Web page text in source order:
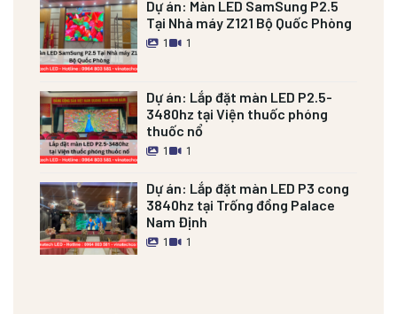
Dự án: Màn LED SamSung P2.5
Tại Nhà máy Z121 Bộ Quốc Phòng
1 1
Dự án: Lắp đặt màn LED P2.5-
3480hz tại Viện thuốc phóng
thuốc nổ
1 1
Dự án: Lắp đặt màn LED P3 cong
3840hz tại Trống đồng Palace
Nam Định
1 1